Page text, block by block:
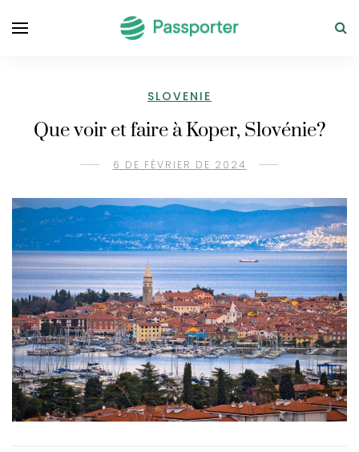
SLOVENIE
Que voir et faire à Koper, Slovénie?
6 DE FÉVRIER DE 2024